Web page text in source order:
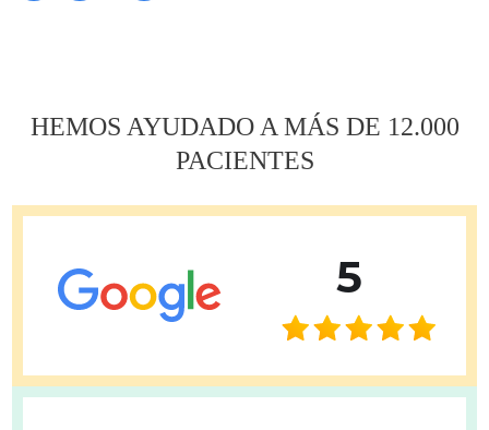
HEMOS AYUDADO A MÁS DE 12.000
PACIENTES
5